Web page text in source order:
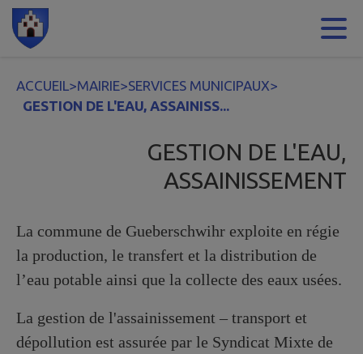
Contenu
ACCUEIL>MAIRIE>SERVICES MUNICIPAUX>
GESTION DE L'EAU, ASSAINISS...
GESTION DE L'EAU,
ASSAINISSEMENT
La commune de Gueberschwihr exploite en régie
la production, le transfert et la distribution de
l’eau potable ainsi que la collecte des eaux usées.
La gestion de l'assainissement – transport et
dépollution est assurée par le Syndicat Mixte de